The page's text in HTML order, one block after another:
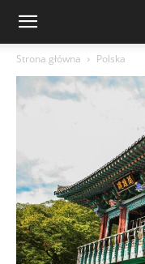
Strona główna Polska